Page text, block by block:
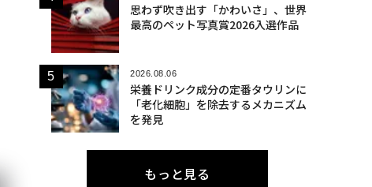
思わず吹き出す「かわいさ」、世界
最高のペット写真賞2026入選作品
2026.08.06
栄養ドリンク成分の定番タウリンに
「老化細胞」を除去するメカニズム
を発見
もっと見る